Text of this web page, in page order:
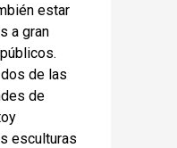
estar
a gran
de las
de
esculturas